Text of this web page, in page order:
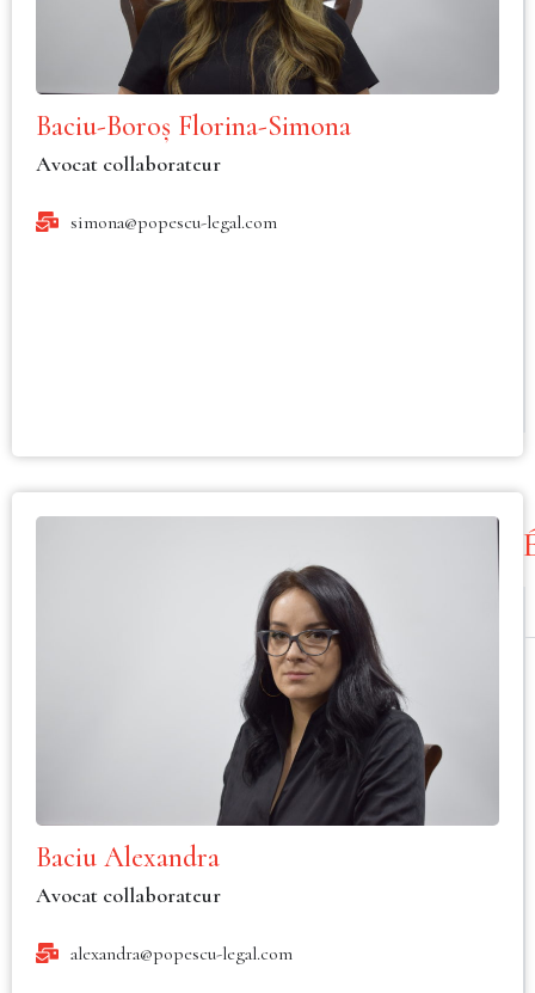
Baciu-Boroș Florina-Simona
Avocat collaborateur
simona@popescu-legal.com
Baciu Alexandra
Avocat collaborateur
alexandra@popescu-legal.com